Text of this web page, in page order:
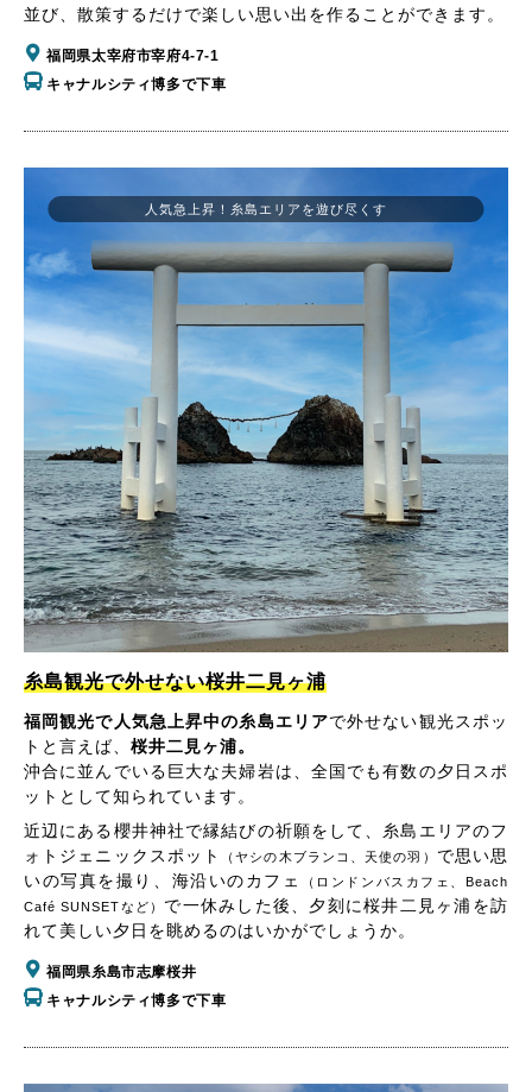
並び、散策するだけで楽しい思い出を作ることができます。
福岡県太宰府市宰府4-7-1
キャナルシティ博多で下車
人気急上昇！糸島エリアを遊び尽くす
糸島観光で外せない桜井二見ヶ浦
福岡観光で人気急上昇中の糸島エリアで外せない観光スポッ
トと言えば、 桜井二見ヶ浦。
沖合に並んでいる巨大な夫婦岩は、全国でも有数の夕日スポ
ットとして知られています。
近辺にある櫻井神社で縁結びの祈願をして、糸島エリアのフ
ォトジェニックスポット
（ヤシの木ブランコ、天使の羽）
で思い思
いの写真を撮り、海沿いのカフェ
（ロンドンバスカフェ、Beach
Café SUNSETなど） で一休みした後、夕刻に桜井二見ヶ浦を訪
れて美しい夕日を眺めるのはいかがでしょうか。
福岡県糸島市志摩桜井
キャナルシティ博多で下車